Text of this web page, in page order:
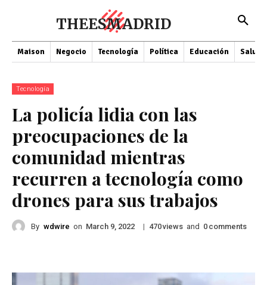
THEESMADRID
Maison Negocio Tecnología Política Educación Salud
Tecnología
La policía lidia con las
preocupaciones de la
comunidad mientras
recurren a tecnología como
drones para sus trabajos
By wdwire on March 9, 2022 | 470views and 0 comments